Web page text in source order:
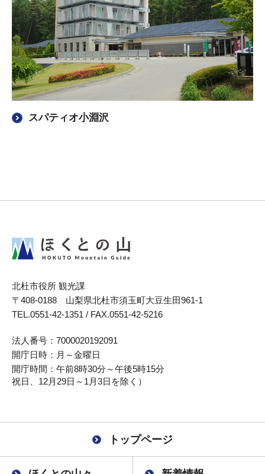
スパティオ小淵沢
北杜市役所 観光課
〒408-0188 山梨県北杜市須玉町大豆生田961-1
TEL.0551-42-1351 / FAX.0551-42-5216
法人番号： 7000020192091
開庁日時： 月～金曜日
開庁時間： 午前8時30分～午後5時15分
祝日、12月29日～1月3日を除く）
トップページ